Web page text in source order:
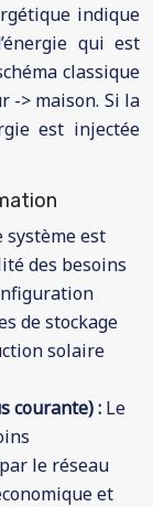
indique
qui est
classique
-> maison. Si la
est injectée
système est
des besoins
de stockage
solaire
courante) : Le
le réseau
et